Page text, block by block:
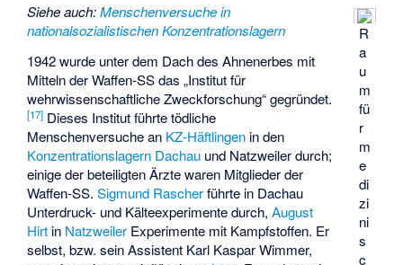
R
a
u
m
fü
r
m
e
di
zi
ni
s
c
Siehe auch:Menschenversuche in
nationalsozialistischen Konzentrationslagern
1942 wurde unter dem Dach des Ahnenerbes mit
Mitteln der Waffen-SS das „Institut für
wehrwissenschaftliche Zweckforschung“ gegründet.
[17] Dieses Institut führte tödliche
Menschenversuche an KZ-Häftlingen in den
Konzentrationslagern Dachau und Natzweilerdurch;
einige der beteiligten Ärzte waren Mitglieder der
Waffen-SS.Sigmund Rascherführte in Dachau
Unterdruck- und Kälteexperimente durch,August
Hirt in Natzweiler Experimente mit Kampfstoffen. Er
selbst, bzw. sein Assistent Karl Kaspar Wimmer,